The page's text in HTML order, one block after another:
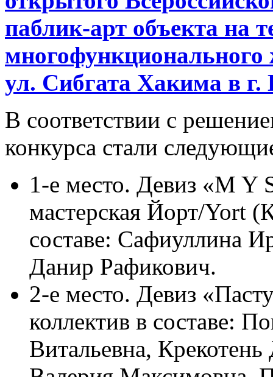
паблик-арт объекта на
ул. Сибгата Хакима в г.
В соответствии с
конкурса стали
1-е место. Девиз «M Y
мастерская Йорт/Yort
составе: Сафиуллина
Данир Рафикович.
2-е место. Девиз
коллектив в составе:
Витальевна,